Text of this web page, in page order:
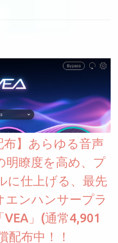
布】あらゆる音声
明瞭度を高め、プ
に仕上げる、最先
エンハンサープラ
」(通常4,901
配布中！！